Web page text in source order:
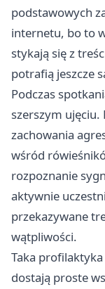
podstawowych
internetu, bo to
stykają się z
potrafią jeszcze
Podczas
szerszym ujęciu.
zachowania
wśród
rozpoznanie
aktywnie
przekazywane
wątpliwości.
Taka
dostają proste